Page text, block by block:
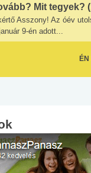
Mit tegyek?
Asszony! Az óév
9-én adott...
ÉN